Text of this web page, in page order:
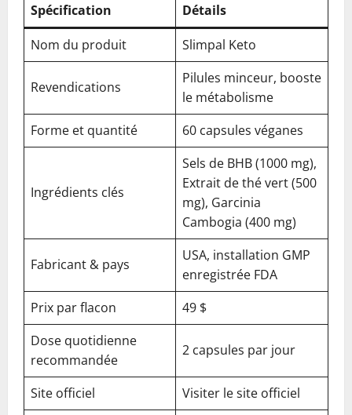
Spécification
Détails
Nom du produit
Slimpal Keto
Revendications
Pilules minceur, booste
le métabolisme
Forme et quantité
60 capsules véganes
Ingrédients clés
Sels de BHB (1000 mg),
Extrait de thé vert (500
mg), Garcinia
Cambogia (400 mg)
Fabricant & pays
USA, installation GMP
enregistrée FDA
Prix par flacon
49 $
Dose quotidienne
recommandée
2 capsules par jour
Site officiel Visiter le site officiel